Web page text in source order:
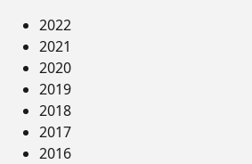
2022
2021
2020
2019
2018
2017
2016